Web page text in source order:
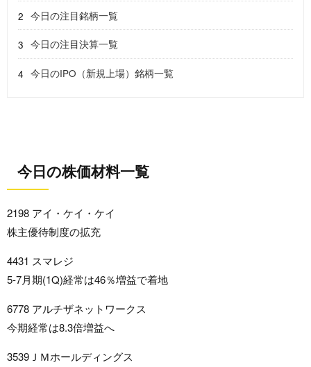
今日の注目銘柄一覧
今日の注目決算一覧
今日のIPO（新規上場）銘柄一覧
今日の株価材料一覧
2198 アイ・ケイ・ケイ
株主優待制度の拡充
4431 スマレジ
5-7月期(1Q)経常は46％増益で着地
6778 アルチザネットワークス
今期経常は8.3倍増益へ
3539ＪＭホールディングス